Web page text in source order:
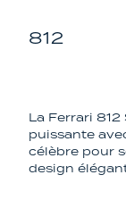
812
La Ferrari
puissante
célèbre pour
design